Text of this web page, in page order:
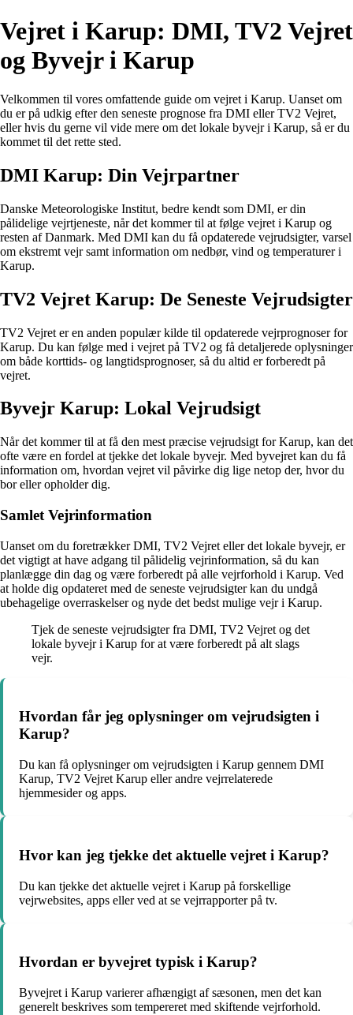
Vejret i Karup: DMI, TV2 Vejret
og Byvejr i Karup
Velkommen til vores omfattende guide om vejret i Karup. Uanset om
du er på udkig efter den seneste prognose fra DMI eller TV2 Vejret,
eller hvis du gerne vil vide mere om det lokale byvejr i Karup, så er du
kommet til det rette sted.
DMI Karup: Din Vejrpartner
Danske Meteorologiske Institut, bedre kendt som DMI, er din
pålidelige vejrtjeneste, når det kommer til at følge vejret i Karup og
resten af Danmark. Med DMI kan du få opdaterede vejrudsigter, varsel
om ekstremt vejr samt information om nedbør, vind og temperaturer i
Karup.
TV2 Vejret Karup: De Seneste Vejrudsigter
TV2 Vejret er en anden populær kilde til opdaterede vejrprognoser for
Karup. Du kan følge med i vejret på TV2 og få detaljerede oplysninger
om både korttids- og langtidsprognoser, så du altid er forberedt på
vejret.
Byvejr Karup: Lokal Vejrudsigt
Når det kommer til at få den mest præcise vejrudsigt for Karup, kan det
ofte være en fordel at tjekke det lokale byvejr. Med byvejret kan du få
information om, hvordan vejret vil påvirke dig lige netop der, hvor du
bor eller opholder dig.
Samlet Vejrinformation
Uanset om du foretrækker DMI, TV2 Vejret eller det lokale byvejr, er
det vigtigt at have adgang til pålidelig vejrinformation, så du kan
planlægge din dag og være forberedt på alle vejrforhold i Karup. Ved
at holde dig opdateret med de seneste vejrudsigter kan du undgå
ubehagelige overraskelser og nyde det bedst mulige vejr i Karup.
Tjek de seneste vejrudsigter fra DMI, TV2 Vejret og det
lokale byvejr i Karup for at være forberedt på alt slags
vejr.
Hvordan får jeg oplysninger om vejrudsigten i
Karup?
Du kan få oplysninger om vejrudsigten i Karup gennem DMI
Karup, TV2 Vejret Karup eller andre vejrrelaterede
hjemmesider og apps.
Hvor kan jeg tjekke det aktuelle vejret i Karup?
Du kan tjekke det aktuelle vejret i Karup på forskellige
vejrwebsites, apps eller ved at se vejrrapporter på tv.
Hvordan er byvejret typisk i Karup?
Byvejret i Karup varierer afhængigt af sæsonen, men det kan
generelt beskrives som tempereret med skiftende vejrforhold.